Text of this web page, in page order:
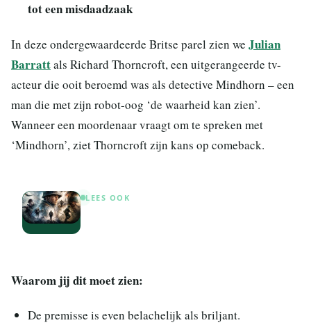
tot een misdaadzaak
In deze ondergewaardeerde Britse parel zien we Julian
Barrattals Richard Thorncroft, een uitgerangeerde tv-
acteur die ooit beroemd was als detective Mindhorn – een
man die met zijn robot-oog ‘de waarheid kan zien’.
Wanneer een moordenaar vraagt om te spreken met
‘Mindhorn’, ziet Thorncroft zijn kans op comeback.
LEES OOK
Waarom jij dit moet zien:
De premisse is even belachelijk als briljant.